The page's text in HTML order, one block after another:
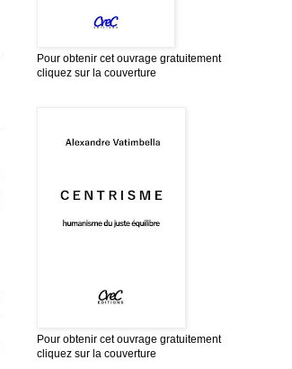
Pour obtenir cet ouvrage gratuitement
cliquez sur la couverture
Pour obtenir cet ouvrage gratuitement
cliquez sur la couverture